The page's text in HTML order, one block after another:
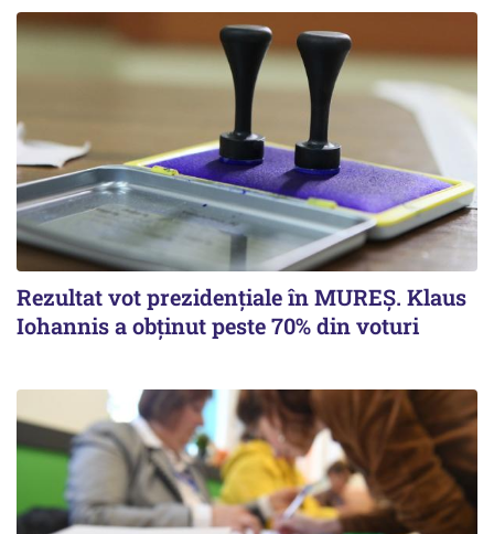
Rezultat vot prezidenţiale în MUREȘ. Klaus
Iohannis a obţinut peste 70% din voturi